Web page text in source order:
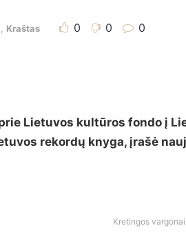
, Kraštas 0 0 0
Lietuvos kultūros fondo į
rekordų knyga, įrašė
Kretingos vargonai